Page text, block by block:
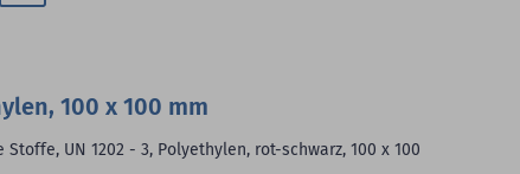
Zum
100 x 100 mm
UN 1202 - 3, Polyethylen, rot-schwarz, 100 x 100